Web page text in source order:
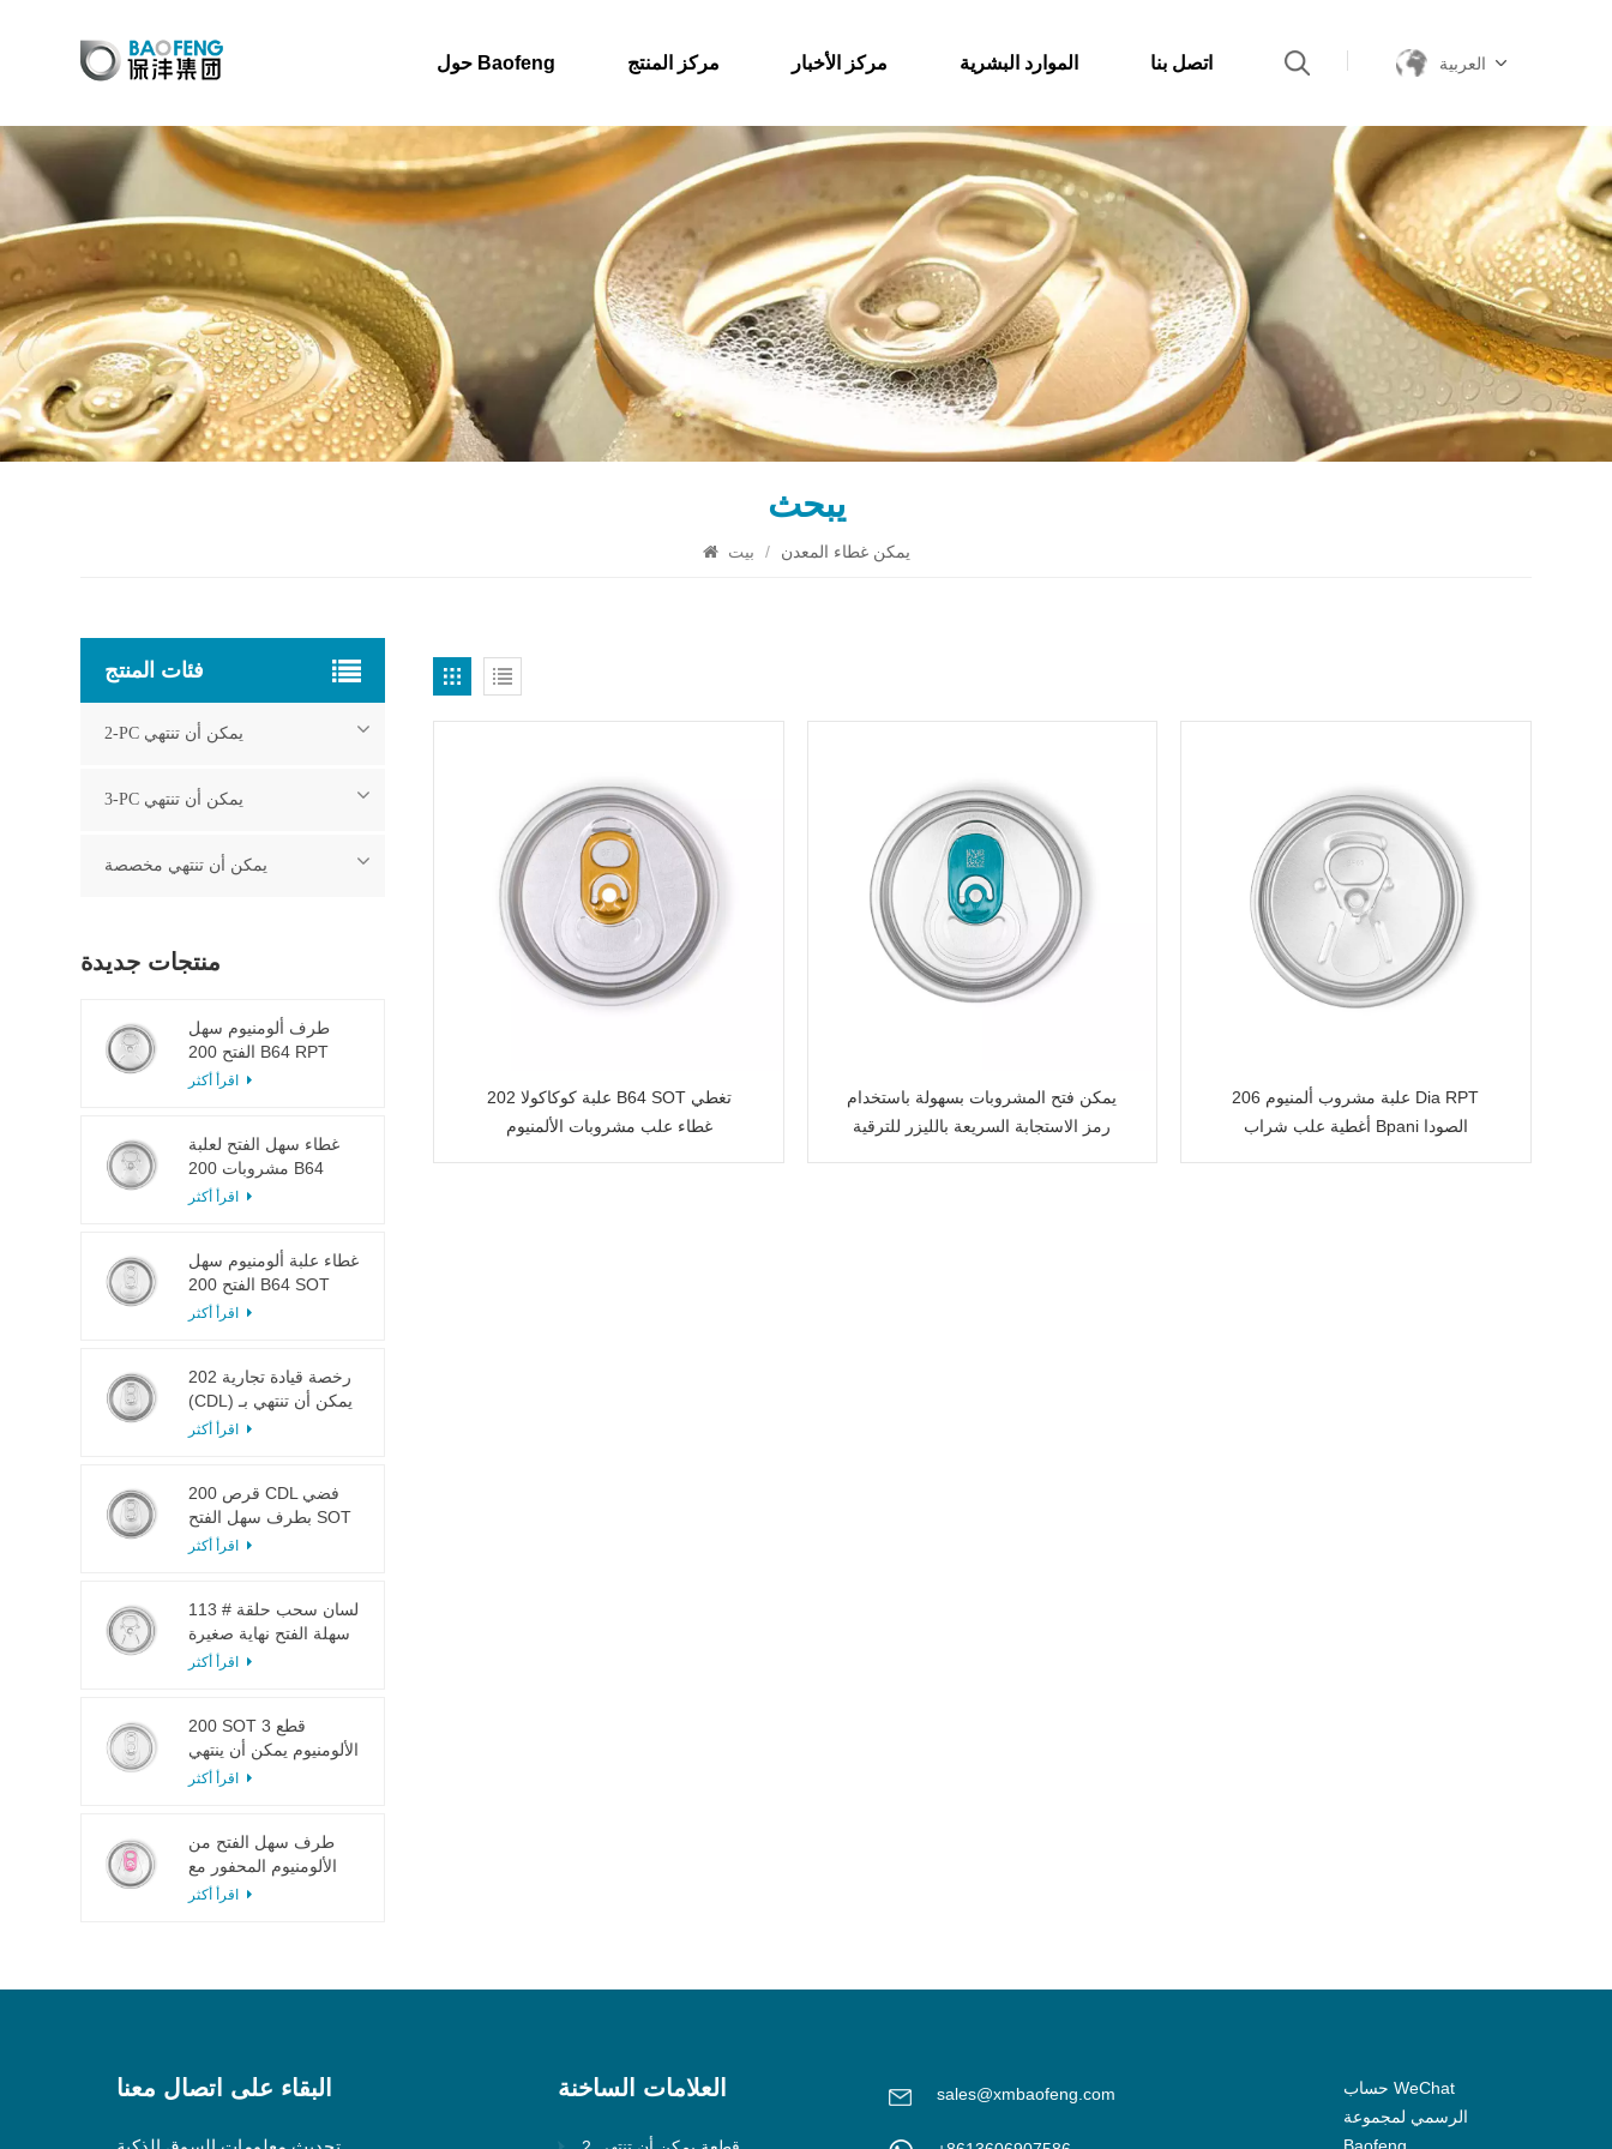
حول Baofeng مركز المنتج مركز الأخبار الموارد البشرية اتصل بنا العربية
يبحث
/ يمكن غطاء المعدن
علبة كوكاكولا 202 B64 SOT تغطي
غطاء علب مشروبات الألمنيوم
يمكن فتح المشروبات بسهولة باستخدام
رمز الاستجابة السريعة بالليزر للترقية
علبة مشروب ألمنيوم 206 Dia RPT
أغطية علب شراب Bpani الصودا
فئات المنتج
2-PC يمكن أن تنتهي
3-PC يمكن أن تنتهي
يمكن أن تنتهي مخصصة
منتجات جديدة
طرف ألومنيوم سهل
الفتح 200 B64 RPT
LOE
غطاء سهل الفتح لعلبة
مشروبات 200 B64
غطاء علبة ألومنيوم سهل
الفتح 200 B64 SOT
LOE
202 رخصة قيادة تجارية
(CDL) يمكن أن تنتهي بـ
SOT LOE فضي خفيف
200 قرص CDL فضي
بطرف سهل الفتح SOT
LOE إيبوكسي
113 # لسان سحب حلقة
سهلة الفتح نهاية صغيرة
لعصير الفاكهة
200 SOT 3 قطع
الألومنيوم يمكن أن ينتهي
لتعليب الطعام والشراب
طرف سهل الفتح من
الألومنيوم المحفور مع
لسان وردي
البقاء على اتصال معنا العلامات الساخنة sales@xmbaofeng.com
حساب WeChat
الرسمي لمجموعة
Baofeng